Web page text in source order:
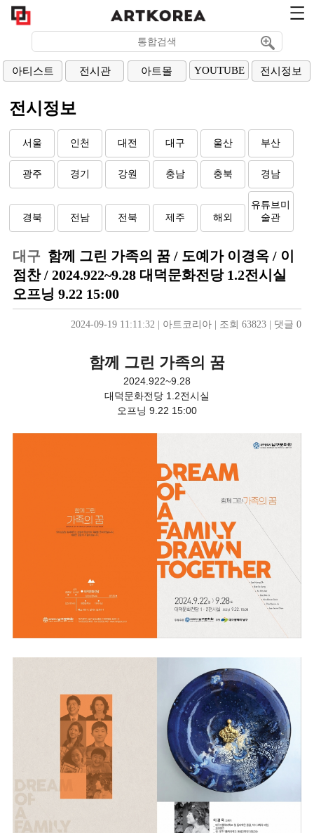
아티스트 전시관 아트몰 YOUTUBE 전시정보
전시정보
서울 인천 대전 대구 울산 부산
광주 경기 강원 충남 충북 경남
경북 전남 전북 제주 해외
유튜브미
술관
대구 함께 그린 가족의 꿈 / 도예가 이경옥 / 이
점찬 / 2024.922~9.28 대덕문화전당 1.2전시실
오프닝 9.22 15:00
2024-09-19 11:11:32| 아트코리아| 조회 63823| 댓글 0
함께 그린 가족의 꿈
2024.922~9.28
대덕문화전당 1.2전시실
오프닝 9.22 15:00